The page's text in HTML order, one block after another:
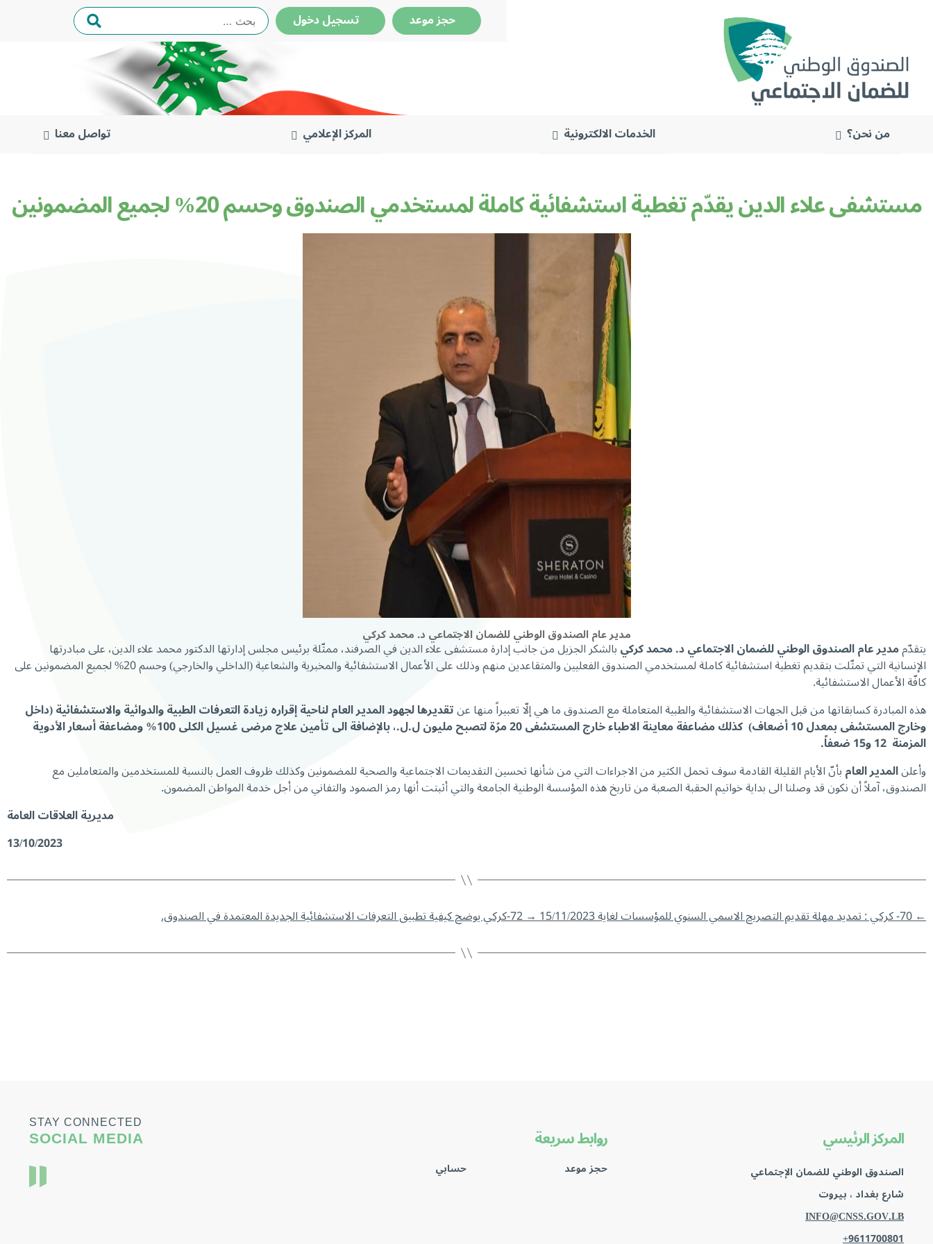
حجز موعد تسجيل دخول البحث
عن:
من نحن؟ الخدمات الالكترونية المركز الإعلامي
تواصل معنا
مستشفى علاء الدين يقدّم تغطية استشفائية كاملة لمستخدمي الصندوق وحسم 20% لجميع المضمونين
مدير عام الصندوق الوطني للضمان الاجتماعي د. محمد كركي
يتقدّممدير عام الصندوق الوطني للضمان الاجتماعي د. محمد كركيبالشكر الجزيل من جانب إدارة مستشفى علاء الدين في الصرفند، ممثّلة برئيس مجلس إدارتها الدكتور محمد علاء الدين، على مبادرتها
الإنسانية التي تمثّلت بتقديم تغطية استشفائية كاملة لمستخدمي الصندوق الفعليين والمتقاعدين منهم وذلك على الأعمال الاستشفائية والمخبرية والشعاعية (الداخلي والخارجي) وحسم 20% لجميع المضمونين على
كافّة الأعمال الاستشفائية.
هذه المبادرة كسابقاتها من قبل الجهات الاستشفائية والطبية المتعاملة مع الصندوق ما هي إلّا تعبيراً منها عنتقديرها لجهود المدير العام لناحية إقراره زيادة التعرفات الطبية والدوائية والاستشفائية (داخل
وخارج المستشفى بمعدل 10 أضعاف) كذلك مضاعفة معاينة الاطباء خارج المستشفى 20 مرّة لتصبح مليون ل.ل.، بالإضافة الى تأمين علاج مرضى غسيل الكلى 100% ومضاعفة أسعار الأدوية
المزمنة 12 و15 ضعفاً.
وأعلنالمدير العامبأنّ الأيام القليلة القادمة سوف تحمل الكثير من الاجراءات التي من شأنها تحسين التقديمات الاجتماعية والصحية للمضمونين وكذلك ظروف العمل بالنسبة للمستخدمين والمتعاملين مع
الصندوق، آملاً أن نكون قد وصلنا الى بداية خواتيم الحقبة الصعبة من تاريخ هذه المؤسسة الوطنية الجامعة والتي أثبتت أنها رمز الصمود والتفاني من أجل خدمة المواطن المضمون.
مديرية العلاقات العامة
13/10/2023
←70- كركي : تمديد مهلة تقديم التصريح الاسمي السنوي للمؤسسات لغاية 15/11/2023 →72-كركي يوضح كيفية تطبيق التعرفات الاستشفائية الجديدة المعتمدة في الصندوق.
المركز الرئيسي
الصندوق الوطني للضمان الإجتماعي
شارع بغداد ، بيروت
INFO@CNSS.GOV.LB
+9611700801
روابط سريعة
حجز موعد حسابي
STAY CONNECTED
SOCIAL MEDIA